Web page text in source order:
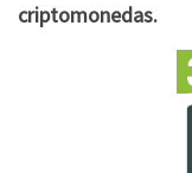
criptomonedas.